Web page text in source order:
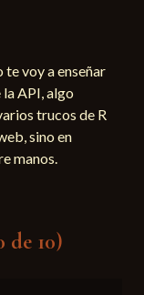
te voy a enseñar
API, algo
trucos de R
sino en
manos.
de 10)